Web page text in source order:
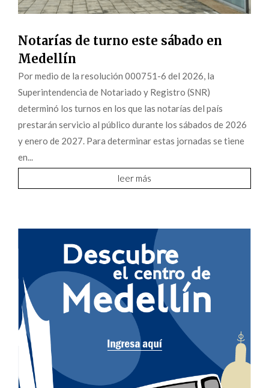
Notarías de turno este sábado en
Medellín
Por medio de la resolución 000751-6 del 2026, la
Superintendencia de Notariado y Registro (SNR)
determinó los turnos en los que las notarías del país
prestarán servicio al público durante los sábados de 2026
y enero de 2027. Para determinar estas jornadas se tiene
en...
leer más